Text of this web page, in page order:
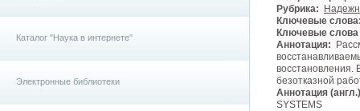
Каталог "Наука в интернете"
Электронные библиотеки
Рубрика:
Ключевые
Ключевые слова
Аннотация:
восстановления.
безотказной
Аннотация
SYSTEMS